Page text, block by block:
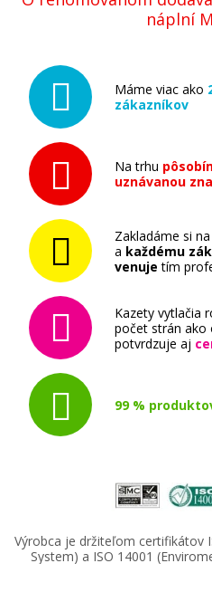
náplní
Máme viac ako
zákazníkov
Na trhu
uznávanou
Zakladáme si
a každému
venuje tím
Kazety vytlačia
počet strán ako
potvrdzuje aj
99 %
Výrobca je držiteľom certifikátov
System) a ISO 14001